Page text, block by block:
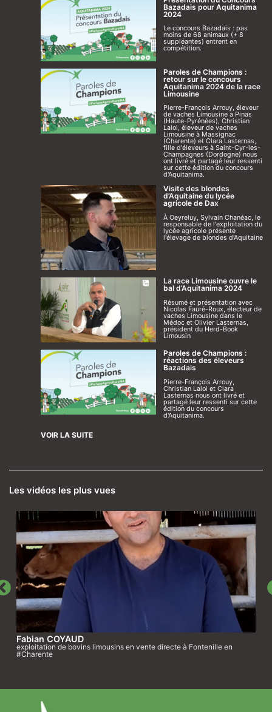
Bazadais pour Aquitanima
2024
Le concours Bazadais : pas
moins de 68 animaux (+ 8
suppléantes) entrent en
compétition.
Paroles de Champions :
retour sur le concours
Aquitanima 2024 de la race
Limousine
Pierre-François Arrouy, éleveur
de vaches Limousine à Pinas
(Haute-Pyrénées), Christian
Laloi, éleveur de vaches
Limousine à Massignac
(Charente) et Clara Lasternas,
fille d'éleveurs à Saint-Cyr-les-
Champagnes (Dordogne) nous
ont livré et partagé leur ressenti
sur cette édition du concours
d'Aquitanima.
Visite des blondes
d’Aquitaine du lycée
agricole de Dax
À Oeyreluy, Sylvain Chanéac, le
responsable de l'exploitation du
lycée agricole présente
l'élevage de blondes d'Aquitaine
La race Limousine ouvre le
bal d’Aquitanima 2024
Résumé et présentation avec
Nicolas Fauré-Roux, électeur de
vaches Limousine dans le
Médoc et Olivier Lasternas,
président du Herd-Book
Limousin
Paroles de Champions :
réactions des éleveurs
Bazadais
Pierre-François Arrouy,
Christian Laloi et Clara
Lasternas nous ont livré et
partagé leur ressenti sur cette
édition du concours
d'Aquitanima.
VOIR LA SUITE
Les vidéos les plus vues
Fabian COYAUD
exploitation de bovins limousins en vente directe à Fontenille en
#Charente